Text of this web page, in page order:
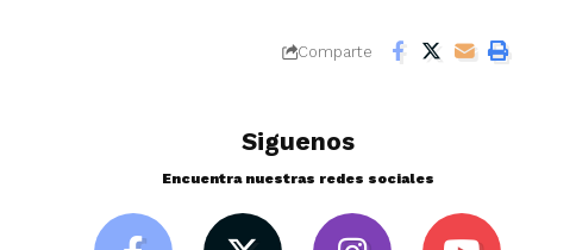
Comparte
Siguenos
Encuentra nuestras redes sociales